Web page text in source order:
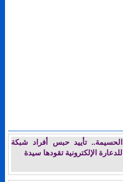
الحسيمة.. تأييد حبس أفراد شبكة
للدعارة الإلكترونية تقودها سيدة